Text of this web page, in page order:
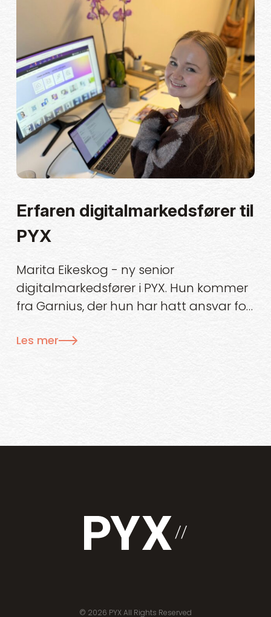
Erfaren digitalmarkedsfører til
PYX
Marita Eikeskog - ny senior
digitalmarkedsfører i PYX. Hun kommer
fra Garnius, der hun har hatt ansvar for
Les mer
© 2026 PYX All Rights Reserved